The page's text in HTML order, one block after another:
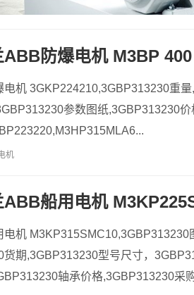
防爆电机 M3BP
机 3GKP224210,3GBP313230重
参数图纸,3GBP313230
机
船用电机
机 M3KP315SMC10,3GBP313230
期,3GBP313230型号尺寸，
轴承价格,3GBP313230采